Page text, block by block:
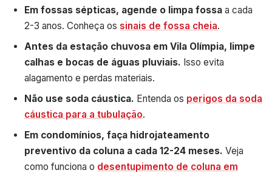
Em fossas sépticas, agende o limpa fossa a cada
2-3 anos. Conheça os sinais de fossa cheia.
Antes da estação chuvosa em Vila Olímpia, limpe
calhas e bocas de águas pluviais. Isso evita
alagamento e perdas materiais.
Não use soda cáustica. Entenda os perigos da soda
cáustica para a tubulação.
Em condomínios, faça hidrojateamento
preventivo da coluna a cada 12-24 meses. Veja
como funciona o desentupimento de coluna em